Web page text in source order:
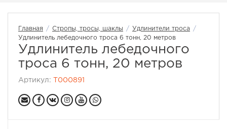
Главная / Стропы, тросы, шаклы / Удлинители троса
/
Удлинитель лебедочного троса 6 тонн, 20 метров
Удлинитель лебедочного
троса 6 тонн, 20 метров
Артикул: T000891